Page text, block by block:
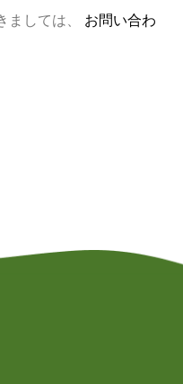
しては、 お問い合わ